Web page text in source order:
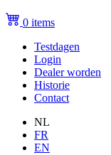
0 items
Topmenu
(niet
ingelogd)
Testdagen
Login
Dealer worden
Historie
Contact
NL
FR
EN